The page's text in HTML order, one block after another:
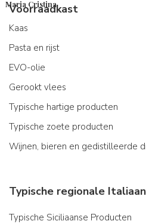
Maria Cristina
Voorraadkast
Kaas
Pasta en rijst
EVO-olie
Gerookt vlees
Typische hartige producten
Typische zoete producten
Wijnen, bieren en gedistilleerde
Typische regionale
Typische Siciliaanse Producten